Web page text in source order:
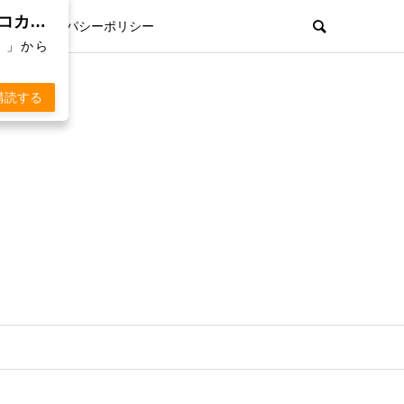
プライパシーポリシー
親孝行欲を刺激するWebマガジン「 KOKARA（コカラ）」から通知を受け取る
」から
読する